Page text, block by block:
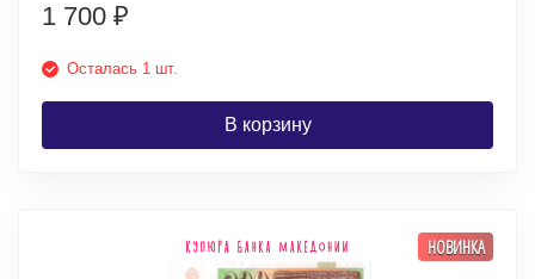
1 700 ₽
Осталась 1 шт.
В корзину
НОВИНКА